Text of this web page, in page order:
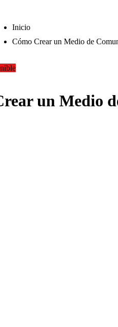
Inicio
Cómo Crear un Medio de
un Medio